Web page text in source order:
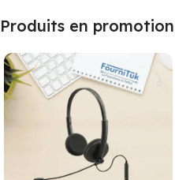
Produits en promotion